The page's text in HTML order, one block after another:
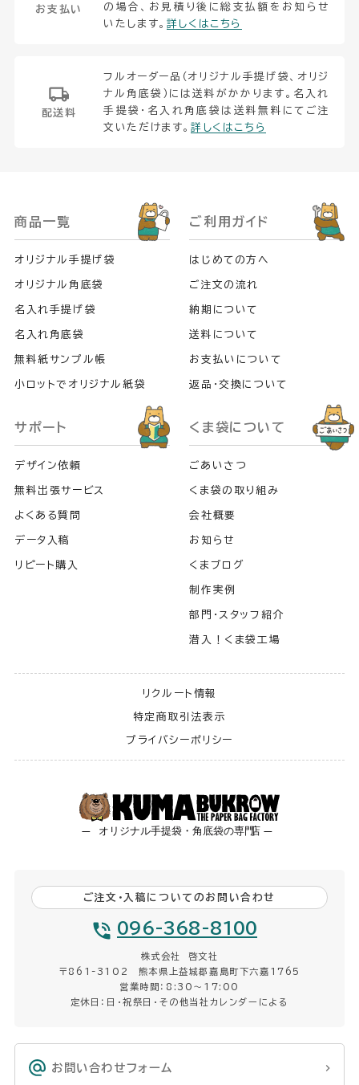
お支払い
の場合、お見積り後に総支払額をお知らせ
いたします。 詳しくはこちら
配送料
フルオーダー品（オリジナル手提げ袋、オリジ
ナル角底袋）には送料がかかります。名入れ
手提袋・名入れ角底袋は送料無料にてご注
文いただけます。詳しくはこちら
ご注文・入稿についてのお問い合わせ
096-368-8100
株式会社 啓文社
〒861-3102 熊本県上益城郡嘉島町下六嘉1765
営業時間：8:30〜17:00
定休日：日・祝祭日・その他当社カレンダーによる
お問い合わせフォーム
商品一覧
オリジナル手提げ袋
オリジナル角底袋
名入れ手提げ袋
名入れ角底袋
無料紙サンプル帳
小ロットでオリジナル紙袋
ご利用ガイド
はじめての方へ
ご注文の流れ
納期について
送料について
お支払いについて
返品・交換について
サポート
デザイン依頼
無料出張サービス
よくある質問
データ入稿
リピート購入
くま袋について
ごあいさつ
くま袋の取り組み
会社概要
お知らせ
くまブログ
制作実例
部門・スタッフ紹介
潜入！くま袋工場
リクルート情報
特定商取引法表示
プライバシーポリシー